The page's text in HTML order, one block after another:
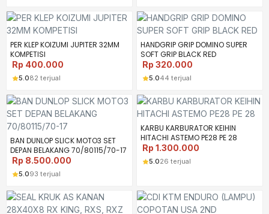
PER KLEP KOIZUMI JUPITER 32MM
KOMPETISI
Rp 400.000
5.082 terjual
HANDGRIP GRIP DOMINO SUPER
SOFT GRIP BLACK RED
Rp 320.000
5.044 terjual
BAN DUNLOP SLICK MOTO3 SET
DEPAN BELAKANG 70/80115/70-17
Rp 8.500.000
5.093 terjual
KARBU KARBURATOR KEIHIN
HITACHI ASTEMO PE28 PE 28
Rp 1.300.000
5.026 terjual